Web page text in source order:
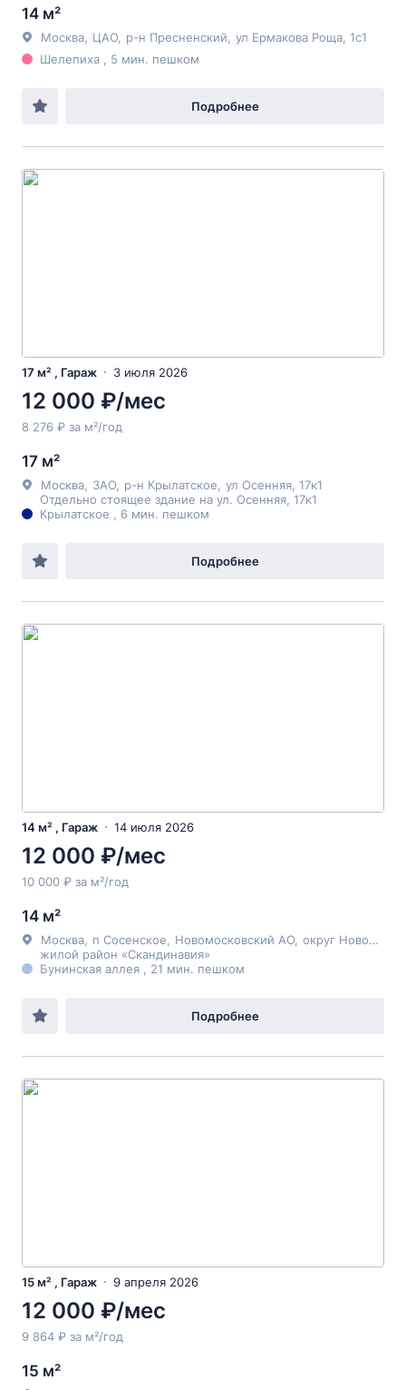
14 м²
Москва ЦАО р-н Пресненский ул Ермакова Роща , 1с1
Шелепиха , 5 мин. пешком
Подробнее
17 м² , Гараж 3 июля 2026
12 000 ₽/мес
8 276 ₽ за м²/год
17 м²
Москва ЗАО р-н Крылатское ул Осенняя , 17к1
Отдельно стоящее здание на ул. Осенняя, 17к1
Крылатское , 6 мин. пешком
Подробнее
14 м² , Гараж 14 июля 2026
12 000 ₽/мес
10 000 ₽ за м²/год
14 м²
Москва п Сосенское Новомосковский АО округ Новомосковский
жилой район «Скандинавия»
Бунинская аллея , 21 мин. пешком
Подробнее
15 м² , Гараж 9 апреля 2026
12 000 ₽/мес
9 864 ₽ за м²/год
15 м²